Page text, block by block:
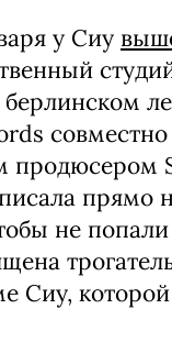
у Сиу
совместно
продюсером
прямо
не
Сиу, которой